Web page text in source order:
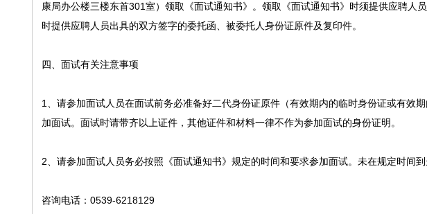
康局办公楼三楼东首301室）领取《面试通知书》。领取《面试通知书》时须提供应聘人
时提供应聘人员出具的双方签字的委托函、被委托人身份证原件及复印件。
四、面试有关注意事项
1、请参加面试人员在面试前务必准备好二代身份证原件（有效期内的临时身份证或有效
加面试。面试时请带齐以上证件，其他证件和材料一律不作为参加面试的身份证明。
2、请参加面试人员务必按照《面试通知书》规定的时间和要求参加面试。未在规定时间到
咨询电话：0539-6218129